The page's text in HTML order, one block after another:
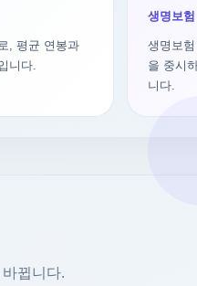
, 평균 연봉과
니다.
생명보
생명보
을 중시
니다.
뀝니다.